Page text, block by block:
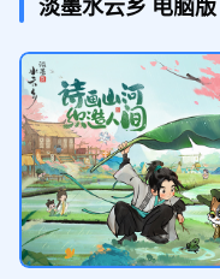
淡墨水云乡 电脑版